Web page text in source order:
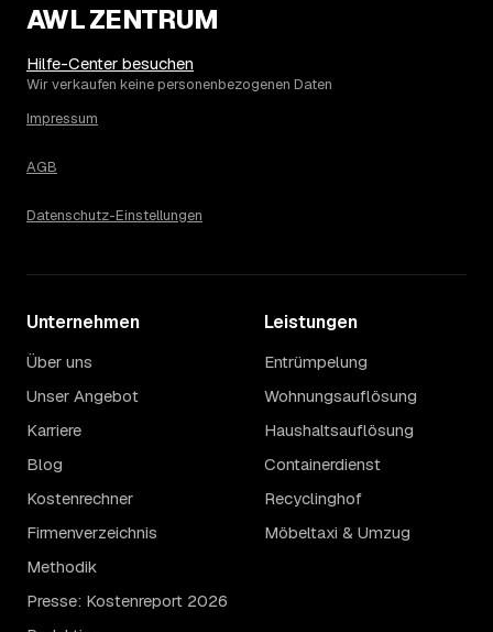
Die Spanne ergibt sich vor allem aus Menge und
Zugänglichkeit: Ein einzelner Keller oder Dachboden liegt
eher am unteren Ende, eine voll möblierte Wohnung mit
Etage ohne Aufzug oder viel Sperrmüll eher am oberen.
Sondermüllanteil verschieben den Endpreis. Den genauen
kostenlosen Einschätzung.
AWL ZENTRUM
Hilfe-Center besuchen
Wir verkaufen keine personenbezogenen Daten
Impressum
AGB
Datenschutz-Einstellungen
Unternehmen
Über uns
Unser Angebot
Karriere
Blog
Kostenrechner
Firmenverzeichnis
Methodik
Presse: Kostenreport 2026
Leistungen
Entrümpelung
Wohnungsauflösung
Haushaltsauflösung
Containerdienst
Recyclinghof
Möbeltaxi & Umzug